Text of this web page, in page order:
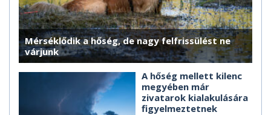
Mérséklődik a hőség, de nagy felfrissülést ne
várjunk
A hőség mellett kilenc
megyében már
zivatarok kialakulására
figyelmeztetnek